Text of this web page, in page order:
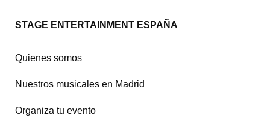
Footer
STAGE ENTERTAINMENT ESPAÑA
Quienes somos
Nuestros musicales en Madrid
Organiza tu evento